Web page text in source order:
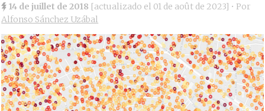
14 de juillet de 2018 [actualizado el 01 de août de 2023] • Por
Alfonso Sánchez Uzábal